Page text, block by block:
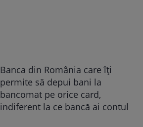
Banca din România care îți
permite să depui bani la
bancomat pe orice card,
indiferent la ce bancă ai contul